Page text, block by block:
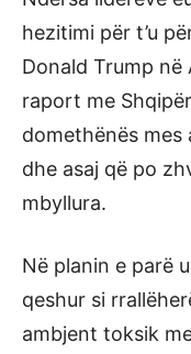
hezitimi për t’u
Donald Trump në
raport me
domethënës mes
dhe asaj që po
mbyllura.
Në planin e parë
qeshur si
ambjent toksik